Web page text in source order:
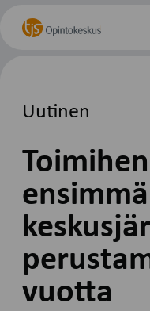
sisältöönEtusivu
Uutinen
vuotta